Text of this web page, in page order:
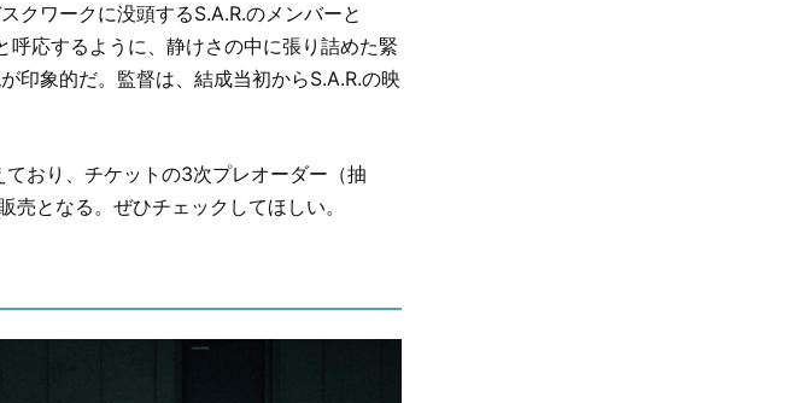
クワークに没頭するS.A.R.のメンバーと
応するように、静けさの中に張り詰めた緊
印象的だ。監督は、結成当初からS.A.R.の映
おり、チケットの3次プレオーダー（抽
となる。ぜひチェックしてほしい。